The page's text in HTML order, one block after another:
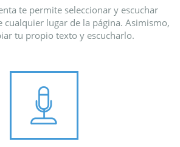
te permite seleccionar y escuchar
cualquier lugar de la página. Asimismo,
tu propio texto y escucharlo.